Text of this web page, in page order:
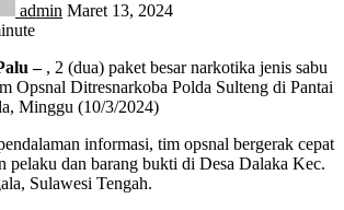
admin Maret 13, 2024
–, 2 (dua) paket besar narkotika jenis sabu
Opsnal Ditresnarkoba Polda Sulteng di Pantai
Minggu (10/3/2024)
informasi, tim opsnal bergerak cepat
pelaku dan barang bukti di Desa Dalaka Kec.
Sulawesi Tengah.